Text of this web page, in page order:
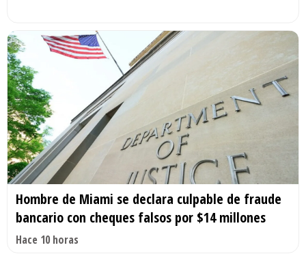
Hombre de Miami se declara culpable de fraude
bancario con cheques falsos por $14 millones
Hace 10 horas